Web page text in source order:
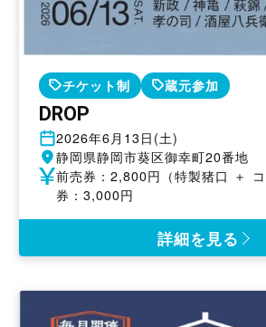
チケット制 蔵元参加
DROP
開
催
日
2026年6月13日(土)
開
催
静岡県静岡市葵区御幸町20番地
参 前売券：2,800円（特製猪口 ＋
券：3,000円
詳細を見る